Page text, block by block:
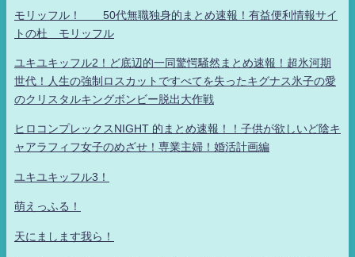
モリッフル！ 50代無職独身的まとめ速報！有益便利情報サイ
トの杜 モリッフル
ユキユキッフル2！ど底辺的一同驚愕騒然まとめ速報！超氷河期
世代！人生の強制ロスカットですべてを失ったキグナス氷子の愛
のクリスタルキングボンビー脱出大作戦
ヒロコンプレックスNIGHT 的まとめ速報！！子供が欲しいど陰キ
ャアラフィフ女子のめざせ！専業主婦！婚活計画編
ユキユキッフル3！
萌えっふる！
天にまします我ら！